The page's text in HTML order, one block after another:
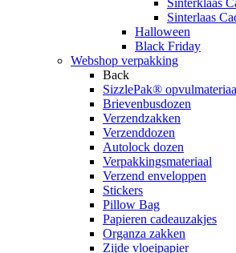
Sinterklaas
Sinterlaas
Halloween
Black Friday
Webshop verpakking
Back
SizzlePak®
Brievenbusdozen
Verzendzakken
Verzenddozen
Autolock dozen
Verpakkingsmateriaal
Verzend enveloppen
Stickers
Pillow Bag
Papieren cadeauzakjes
Organza zakken
Zijde vloeipapier